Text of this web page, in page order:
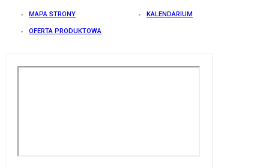
MAPA STRONY KALENDARIUM
OFERTA PRODUKTOWA